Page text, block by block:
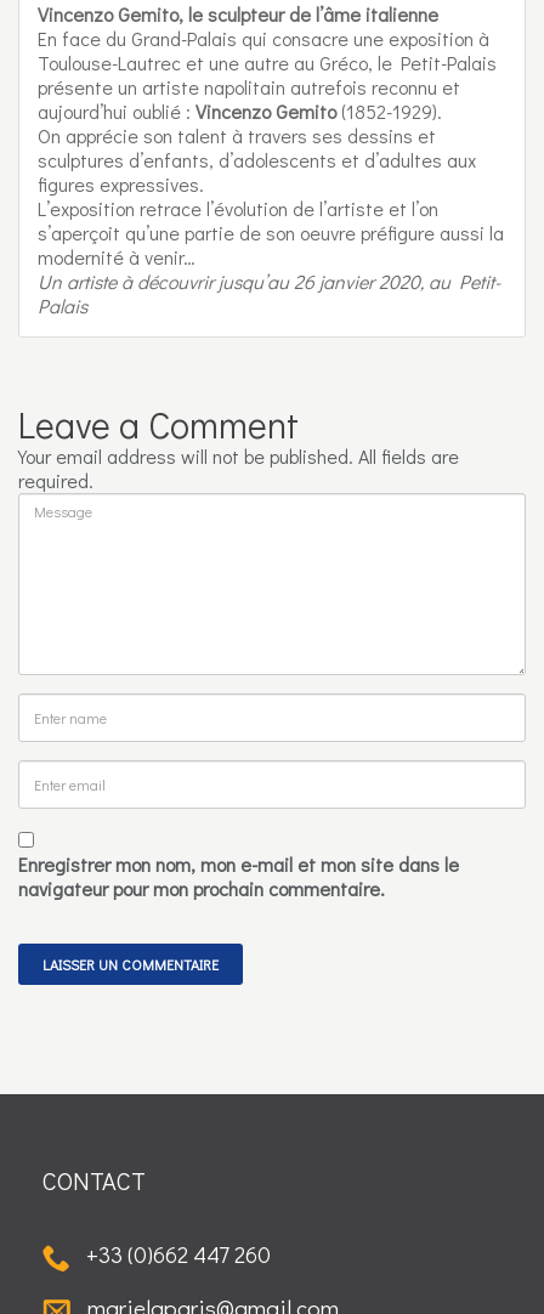
Vincenzo Gemito, le sculpteur de l’âme italienne
En face du Grand-Palais qui consacre une exposition à
Toulouse-Lautrec et une autre au Gréco, le Petit-Palais
présente un artiste napolitain autrefois reconnu et
aujourd’hui oublié : Vincenzo Gemito(1852-1929).
On apprécie son talent à travers ses dessins et
sculptures d’enfants, d’adolescents et d’adultes aux
figures expressives.
L’exposition retrace l’évolution de l’artiste et l’on
s’aperçoit qu’une partie de son oeuvre préfigure aussi la
modernité à venir…
Un artiste à découvrir jusqu’au 26 janvier 2020, au Petit-
Palais
Leave a Comment
Your email address will not be published. All fields are
required.
Enregistrer mon nom, mon e-mail et mon site dans le
navigateur pour mon prochain commentaire.
CONTACT
+33 (0)662 447 260
marielgparis@gmail.com